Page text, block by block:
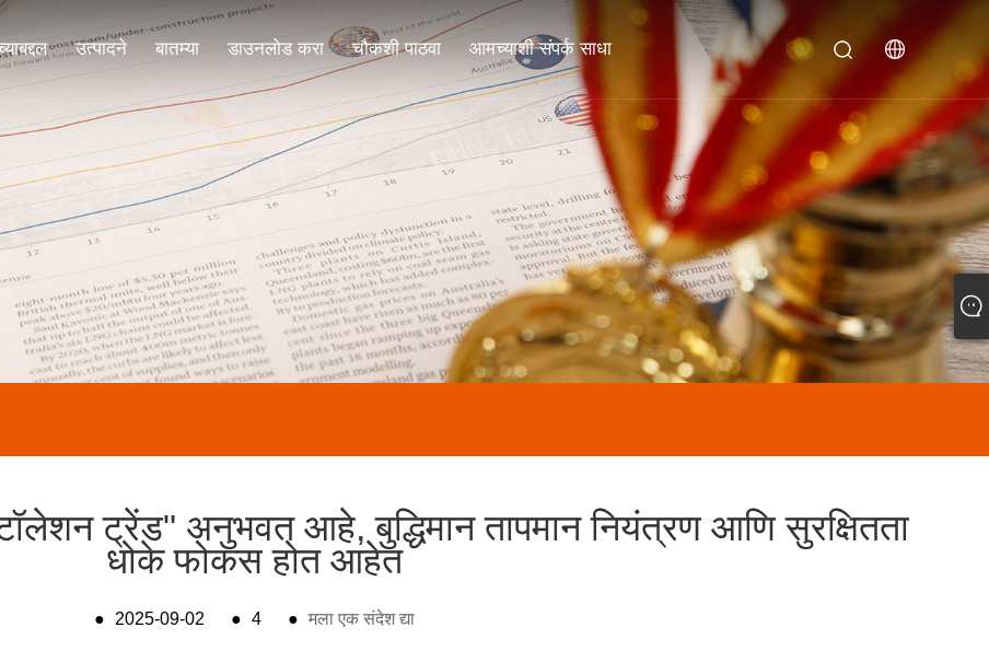
उत्पादने बातम्या डाउनलोड करा चौकशी पाठवा आमच्याशी संपर्क साधा
ट्रेंड" अनुभवत आहे, बुद्धिमान तापमान नियंत्रण आणि सुरक्षितता
धोके फोकस होत आहेत
● 2025-09-02 ● 4 ● मला एक संदेश द्या